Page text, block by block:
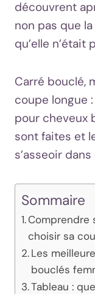
découvrent
non pas que
qu’elle n’était
Carré bouclé,
coupe longue
pour cheveux
sont faites et
s’asseoir
Sommaire
Comprendre
choisir sa
Les
bouclés
Tableau :